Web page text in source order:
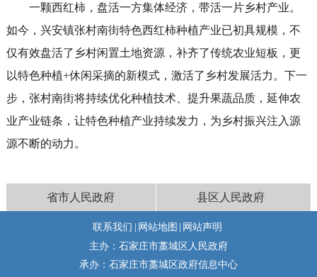
一颗西红柿，盘活一方集体经济，带活一片乡村产业。
如今，兴安镇张村南街特色西红柿种植产业已初具规模，不
仅有效盘活了乡村闲置土地资源，补齐了传统农业短板，更
以特色种植+休闲采摘的新模式，激活了乡村发展活力。下一
步，张村南街将持续优化种植技术、提升果蔬品质，延伸农
业产业链条，让特色种植产业持续发力，为乡村振兴注入源
源不断的动力。
省市人民政府 县区人民政府
联系我们 | 网站地图 | 网站声明
主办：石家庄市藁城区人民政府
承办：石家庄市藁城区政府信息中心